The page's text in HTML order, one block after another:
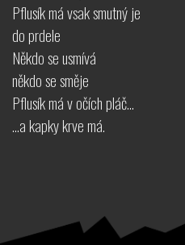
Pflusík má vsak smutný je
do prdele
Někdo se usmívá
někdo se směje
Pflusík má v očích pláč...
...a kapky krve má.